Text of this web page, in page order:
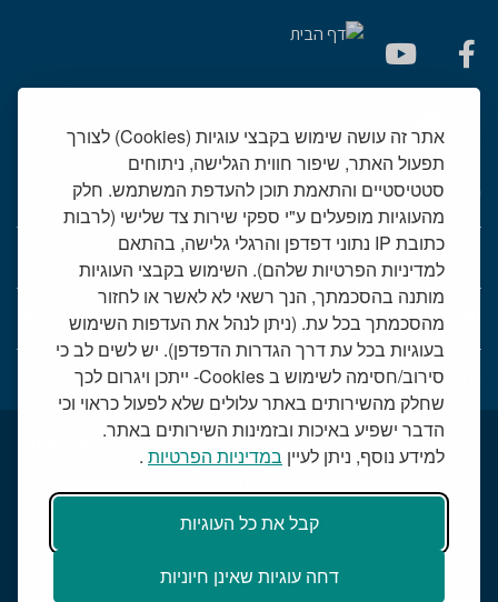
אתר זה עושה שימוש בקבצי עוגיות (Cookies) לצורך
תפעול האתר, שיפור חווית הגלישה, ניתוחים
סטטיסטיים והתאמת תוכן להעדפת המשתמש. חלק
מהעוגיות מופעלים ע"י ספקי שירות צד שלישי (לרבות
כתובת IP נתוני דפדפן והרגלי גלישה, בהתאם
למדיניות הפרטיות שלהם). השימוש בקבצי העוגיות
מותנה בהסכמתך, הנך רשאי לא לאשר או לחזור
מהסכמתך בכל עת. (ניתן לנהל את העדפות השימוש
בעוגיות בכל עת דרך הגדרות הדפדפן). יש לשים לב כי
סירוב/חסימה לשימוש ב Cookies- ייתכן ויגרום לכך
שחלק מהשירותים באתר עלולים שלא לפעול כראוי וכי
הדבר ישפיע באיכות ובזמינות השירותים באתר.
למידע נוסף, ניתן לעיין במדיניות הפרטיות .
קבל את כל העוגיות
דחה עוגיות שאינן חיוניות
יחידות רפואיות
אודות המרכז הרפואי שמיר
שמיר אישי - פורטל מטופלים
טלמדיסין - שירות וידאו למרפאות חוץ
תנאי שימוש באתר דרושים בשמיר מכרזים
הצהרת נגישות
דרכי הגעה למרכז הרפואי
מפת התמצאות
תקנון קמפיין יולדות